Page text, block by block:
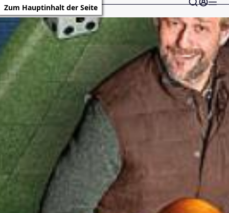
Zum Hauptinhalt der Seite